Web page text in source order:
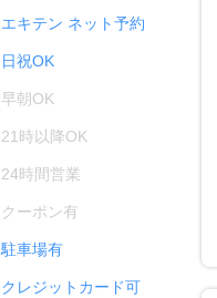
エキテン ネット予約
日祝OK
早朝OK
21時以降OK
24時間営業
クーポン有
駐車場有
クレジットカード可